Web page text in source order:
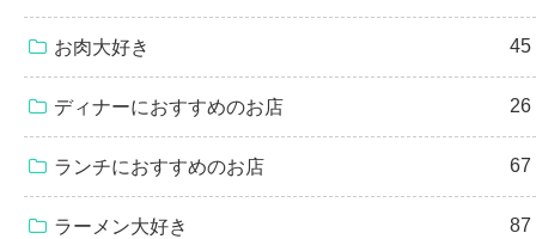
お肉大好き 45
ディナーにおすすめのお店 26
ランチにおすすめのお店 67
ラーメン大好き 87